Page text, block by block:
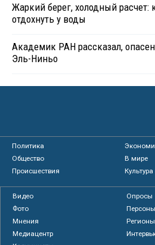
Жаркий берег, холодный расчет:
отдохнуть у воды
Академик РАН рассказал,
Эль-Ниньо
Политика
Общество
В мире
Происшествия
Культура
Видео
Опросы
Фото
Персоны
Мнения
Регионы
Медиацентр